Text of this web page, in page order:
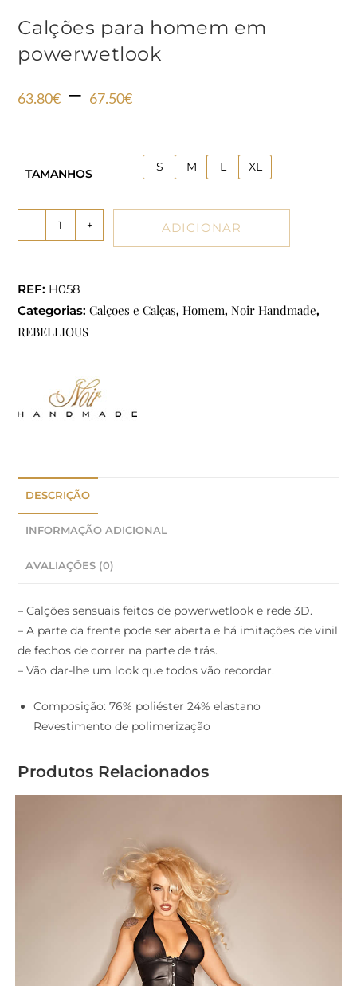
Calções para homem em
powerwetlook
63.80€ – 67.50€
TAMANHOS S M L XL
- + ADICIONAR
REF: H058
Categorias:Calçoes e Calças,Homem,Noir Handmade,
REBELLIOUS
DESCRIÇÃO
INFORMAÇÃO ADICIONAL
AVALIAÇÕES (0)
– Calções sensuais feitos de powerwetlook e rede 3D.
– A parte da frente pode ser aberta e há imitações de vinil
de fechos de correr na parte de trás.
– Vão dar-lhe um look que todos vão recordar.
Composição: 76% poliéster 24% elastano
Revestimento de polimerização
Produtos Relacionados